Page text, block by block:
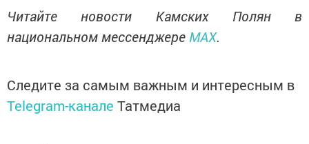
Читайте новости Камских Полян в
национальном мессенджере MAX.
Следите за самым важным и интересным в
Telegram-канале Татмедиа